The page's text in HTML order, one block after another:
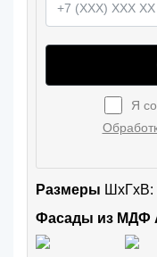
Я
Размеры ШxГхВ:
Фасады из МДФ